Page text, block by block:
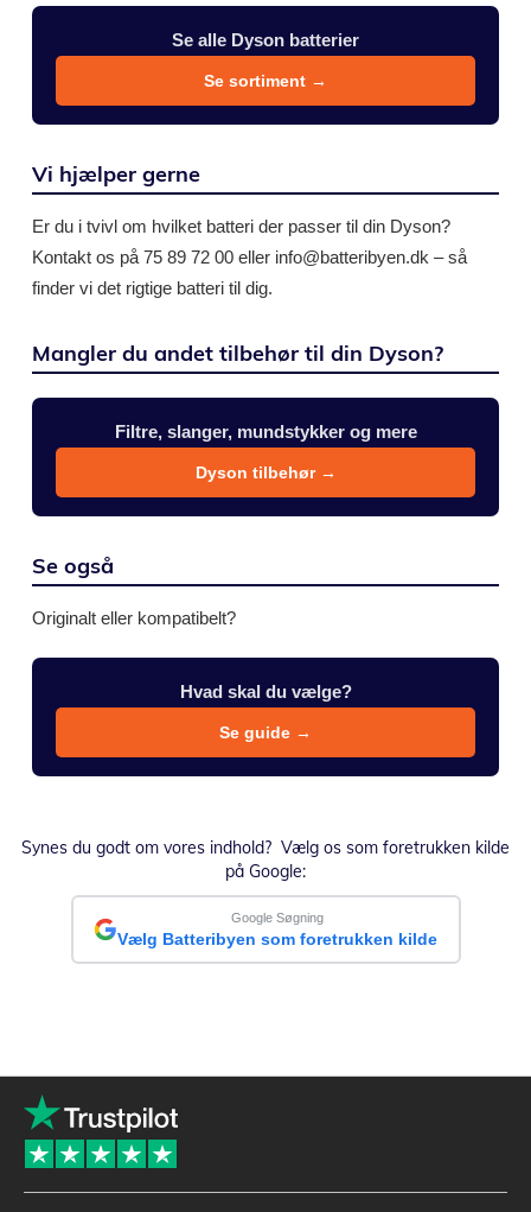
Se alle Dyson batterier
Se sortiment →
Vi hjælper gerne
Er du i tvivl om hvilket batteri der passer til din Dyson?
Kontakt os på 75 89 72 00 eller info@batteribyen.dk – så
finder vi det rigtige batteri til dig.
Mangler du andet tilbehør til din Dyson?
Filtre, slanger, mundstykker og mere
Dyson tilbehør →
Se også
Originalt eller kompatibelt?
Hvad skal du vælge?
Se guide →
Synes du godt om vores indhold? Vælg os som foretrukken kilde
på Google:
Google Søgning
Vælg Batteribyen som foretrukken kilde